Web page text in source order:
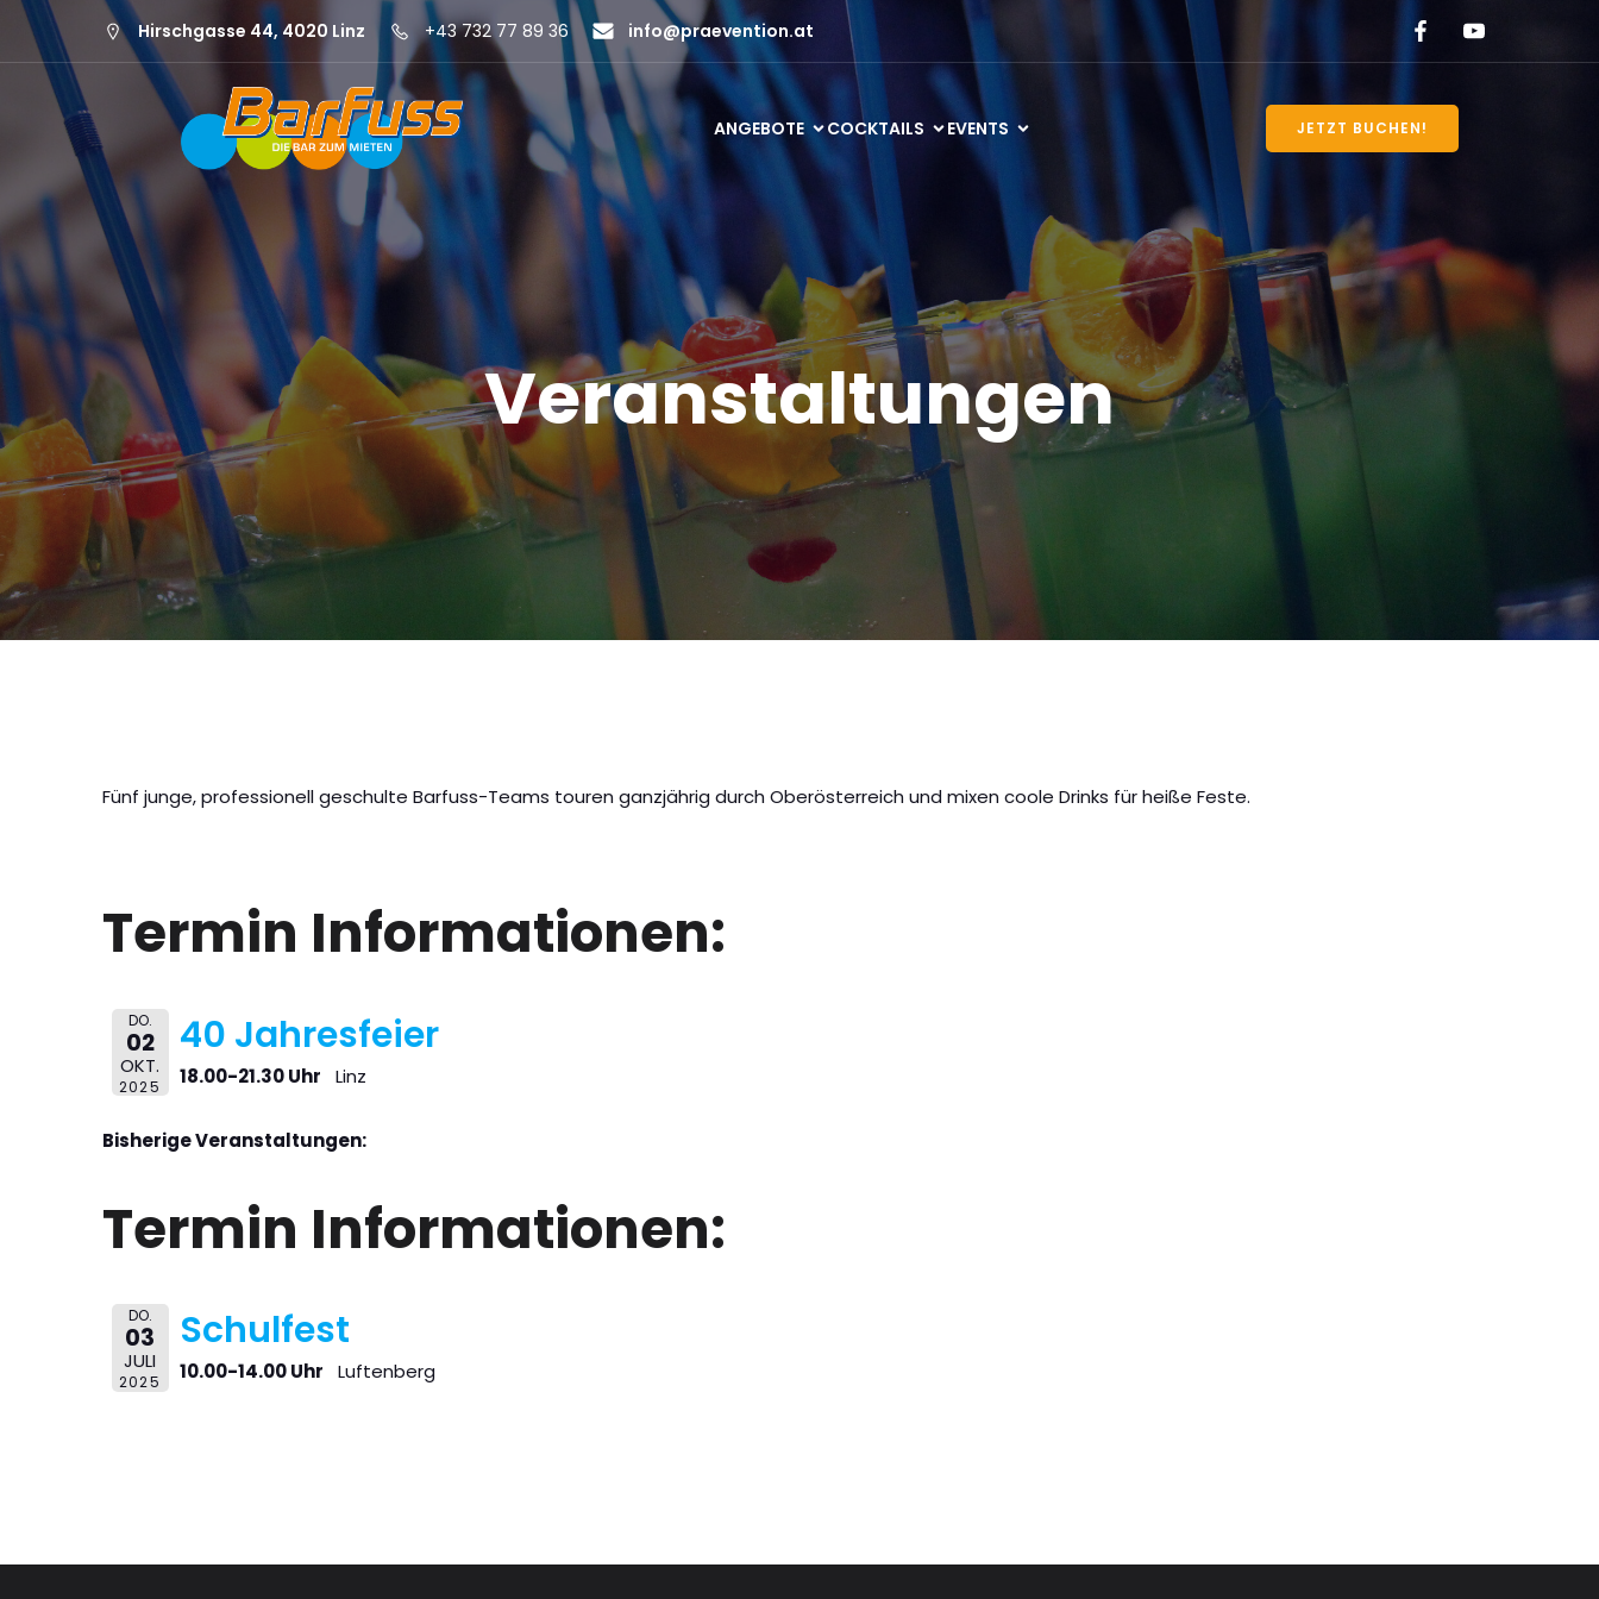
Hirschgasse 44, 4020 Linz +43 732 77 89 36 info@praevention.at
ANGEBOTE COCKTAILS EVENTS JETZT BUCHEN!
Veranstaltungen
Fünf junge, professionell geschulte Barfuss-Teams touren ganzjährig durch Oberösterreich und mixen coole Drinks für heiße Feste.
Termin Informationen:
DO.
02
OKT.
2025
40 Jahresfeier
18.00-21.30 Uhr Linz
Bisherige Veranstaltungen:
Termin Informationen:
DO.
03
JULI
2025
Schulfest
10.00-14.00 Uhr Luftenberg